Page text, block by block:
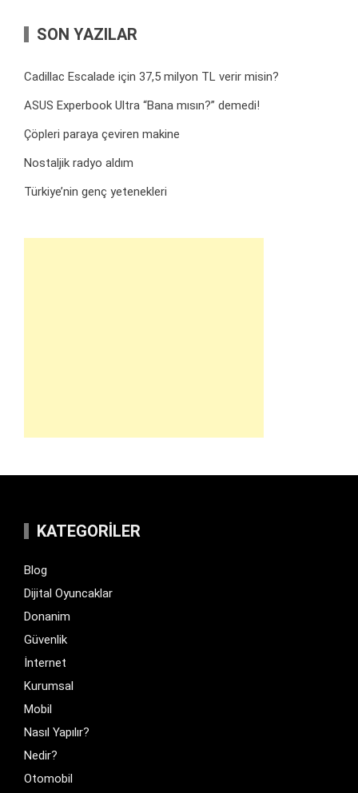
SON YAZILAR
Cadillac Escalade için 37,5 milyon TL verir misin?
ASUS Experbook Ultra “Bana mısın?” demedi!
Çöpleri paraya çeviren makine
Nostaljik radyo aldım
Türkiye’nin genç yetenekleri
KATEGORILER
Blog
Dijital Oyuncaklar
Donanim
Güvenlik
İnternet
Kurumsal
Mobil
Nasıl Yapılır?
Nedir?
Otomobil